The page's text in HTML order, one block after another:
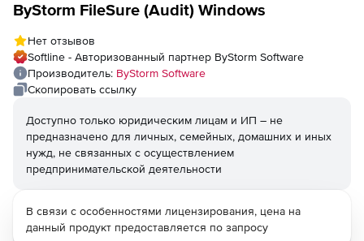
ByStorm FileSure (Audit) Windows
Нет отзывов
Softline - Авторизованный партнер ByStorm Software
Производитель: ByStorm Software
Скопировать ссылку
Доступно только юридическим лицам и ИП – не
предназначено для личных, семейных, домашних и иных
нужд, не связанных с осуществлением
предпринимательской деятельности
В связи с особенностями лицензирования, цена на
данный продукт предоставляется по запросу